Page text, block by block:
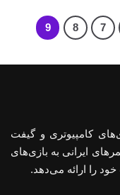
1.745.000 تومان
7
8
9
کامپیوتری و گیفت
ایرانی به بازی‌های
خود را ارائه می‌دهد.